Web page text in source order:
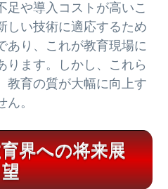
足や導入コストが高いこ
しい技術に適応するため
あり、これが教育現場に
ります。しかし、これら
教育の質が大幅に向上す
。
界への将来展
望